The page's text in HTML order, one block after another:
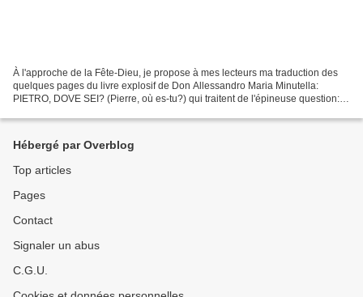
À l'approche de la Fête-Dieu, je propose à mes lecteurs ma traduction des
quelques pages du livre explosif de Don Allessandro Maria Minutella:
PIETRO, DOVE SEI? (Pierre, où es-tu?) qui traitent de l'épineuse question:
Hébergé par Overblog
Top articles
Pages
Contact
Signaler un abus
C.G.U.